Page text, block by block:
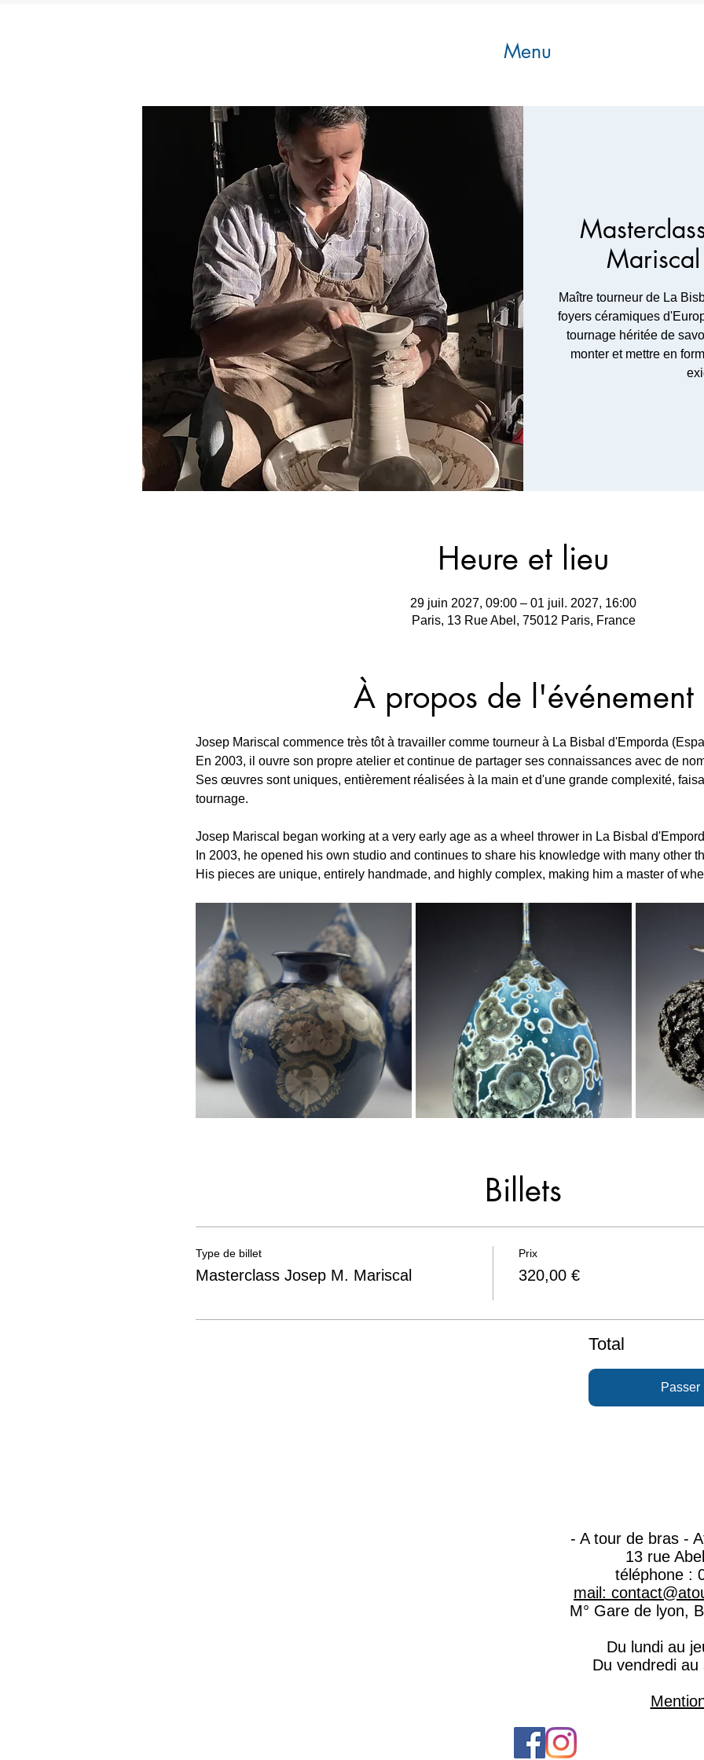
Menu
Mariscal
Maître tourneur de La
foyers céramiques
tournage héritée de
monter et mettre en
Heure et lieu
29 juin 2027, 09:00 – 01 juil. 2027, 16:00
Paris, 13 Rue Abel, 75012 Paris, France
À propos de l'événement
Josep Mariscal commence très tôt à travailler comme tourneur à La Bisbal d'Emporda
En 2003, il ouvre son propre atelier et continue de partager ses connaissances avec de
Ses œuvres sont uniques, entièrement réalisées à la main et d'une grande complexité,
tournage.
Josep Mariscal began working at a very early age as a wheel thrower in La Bisbal
In 2003, he opened his own studio and continues to share his knowledge with many other
His pieces are unique, entirely handmade, and highly complex, making him a master of
Billets
Type de billet
Masterclass Josep M. Mariscal
Prix
320,00 €
Total
Passer
- A tour de bras -
13 rue
téléphone :
mail:
M° Gare de lyon,
Du lundi au
Du vendredi